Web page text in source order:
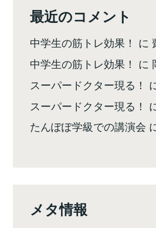
最近のコメント
中学生の筋トレ効果！ に
中学生の筋トレ効果！ に
スーパードクター現る！
スーパードクター現る！
たんぽぽ学級での講演会
メタ情報